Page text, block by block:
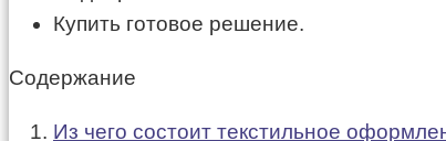
Купить готовое решение.
Содержание
Из чего состоит текстильное